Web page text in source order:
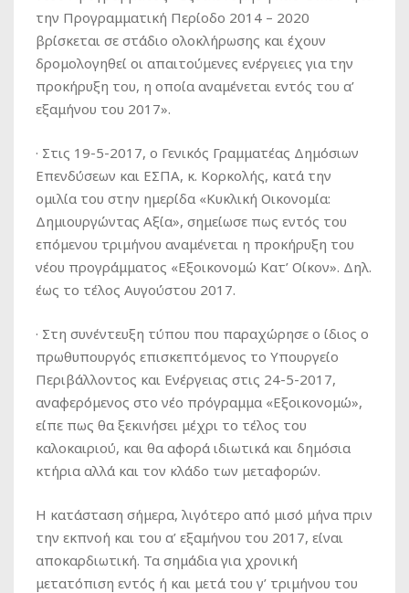
την Προγραμματική Περίοδο 2014 – 2020
βρίσκεται σε στάδιο ολοκλήρωσης και έχουν
δρομολογηθεί οι απαιτούμενες ενέργειες για την
προκήρυξη του, η οποία αναμένεται εντός του α’
εξαμήνου του 2017».
· Στις 19-5-2017, ο Γενικός Γραμματέας Δημόσιων
Επενδύσεων και ΕΣΠΑ, κ. Κορκολής, κατά την
ομιλία του στην ημερίδα «Κυκλική Οικονομία:
Δημιουργώντας Αξία», σημείωσε πως εντός του
επόμενου τριμήνου αναμένεται η προκήρυξη του
νέου προγράμματος «Εξοικονομώ Κατ’ Οίκον». Δηλ.
έως το τέλος Αυγούστου 2017.
· Στη συνέντευξη τύπου που παραχώρησε ο ίδιος ο
πρωθυπουργός επισκεπτόμενος το Υπουργείο
Περιβάλλοντος και Ενέργειας στις 24-5-2017,
αναφερόμενος στο νέο πρόγραμμα «Εξοικονομώ»,
είπε πως θα ξεκινήσει μέχρι το τέλος του
καλοκαιριού, και θα αφορά ιδιωτικά και δημόσια
κτήρια αλλά και τον κλάδο των μεταφορών.
Η κατάσταση σήμερα, λιγότερο από μισό μήνα πριν
την εκπνοή και του α’ εξαμήνου του 2017, είναι
αποκαρδιωτική. Τα σημάδια για χρονική
μετατόπιση εντός ή και μετά του γ’ τριμήνου του